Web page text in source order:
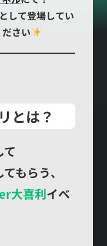
して登場してい
さい
とは？
て
もらう、
大喜利イベ